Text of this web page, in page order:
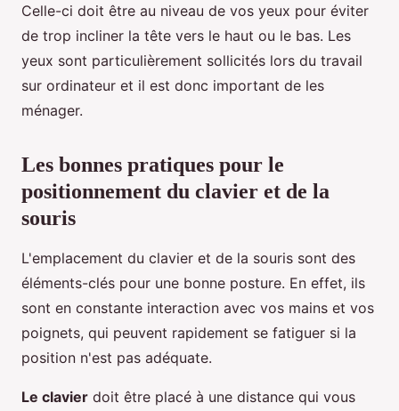
Celle-ci doit être au niveau de vos yeux pour éviter
de trop incliner la tête vers le haut ou le bas. Les
yeux sont particulièrement sollicités lors du travail
sur ordinateur et il est donc important de les
ménager.
Les bonnes pratiques pour le
positionnement du clavier et de la
souris
L'emplacement du clavier et de la souris sont des
éléments-clés pour une bonne posture. En effet, ils
sont en constante interaction avec vos mains et vos
poignets, qui peuvent rapidement se fatiguer si la
position n'est pas adéquate.
Le clavier doit être placé à une distance qui vous